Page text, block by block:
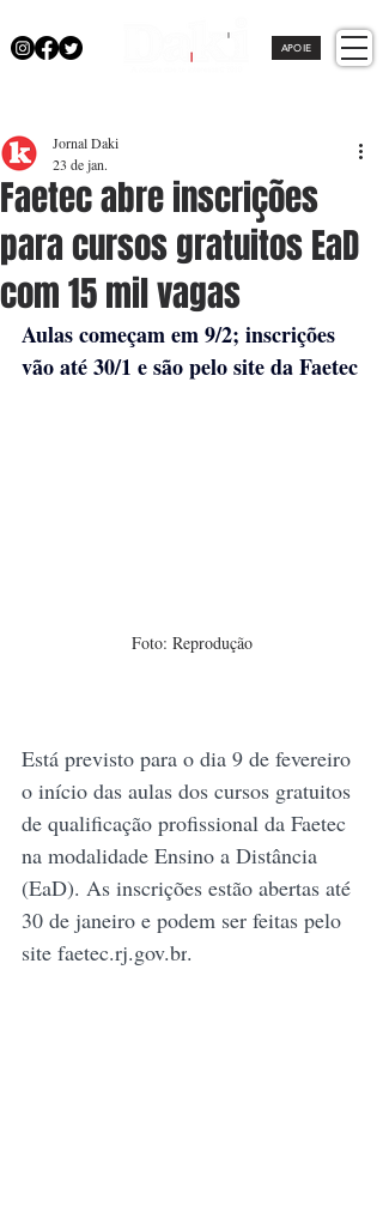
APOIE
Faetec abre inscrições
para cursos gratuitos EaD
com 15 mil vagas
Jornal Daki
23 de jan.
Aulas começam em 9/2; inscrições
vão até 30/1 e são pelo site da Faetec
Foto: Reprodução
Está previsto para o dia 9 de fevereiro
o início das aulas dos cursos gratuitos
de qualificação profissional da Faetec
na modalidade Ensino a Distância
(EaD). As inscrições estão abertas até
30 de janeiro e podem ser feitas pelo
site faetec.rj.gov.br.